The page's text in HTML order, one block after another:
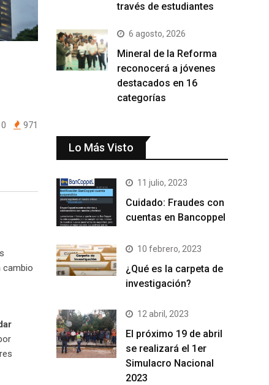
971
cambio
través de estudiantes
6 agosto, 2026
Mineral de la Reforma
reconocerá a jóvenes
destacados en 16
categorías
Lo Más Visto
11 julio, 2023
Cuidado: Fraudes con
cuentas en Bancoppel
10 febrero, 2023
¿Qué es la carpeta de
investigación?
12 abril, 2023
El próximo 19 de abril
se realizará el 1er
Simulacro Nacional
2023